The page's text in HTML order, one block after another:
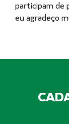
participam de
eu agradeço